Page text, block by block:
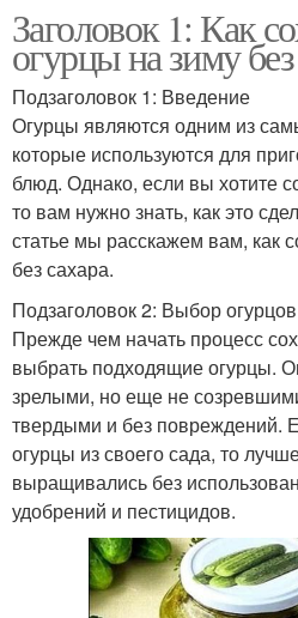
Заголовок 1: Как
огурцы на зиму
Подзаголовок 1: Введение
Огурцы являются одним из
которые используются для
блюд. Однако, если вы хотите
то вам нужно знать, как это
статье мы расскажем вам, как
без сахара.
Подзаголовок 2: Выбор огурцов
Прежде чем начать процесс
выбрать подходящие огурцы.
зрелыми, но еще не
твердыми и без повреждений.
огурцы из своего сада, то
выращивались без
удобрений и пестицидов.